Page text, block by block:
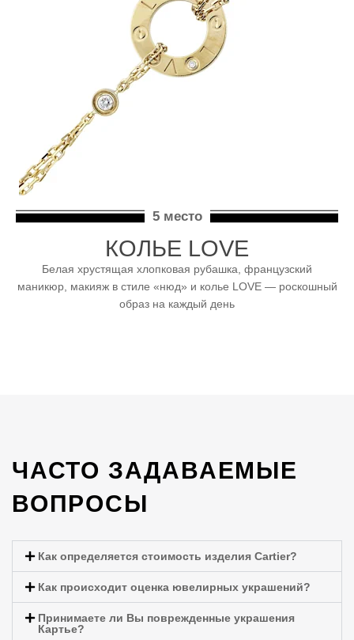
5 место
КОЛЬЕ LOVE
Белая хрустящая хлопковая рубашка, французский
маникюр, макияж в стиле «нюд» и колье LOVE — роскошный
образ на каждый день
ЧАСТО ЗАДАВАЕМЫЕ
ВОПРОСЫ
Как определяется стоимость изделия Cartier?
Как происходит оценка ювелирных украшений?
Принимаете ли Вы поврежденные украшения
Картье?